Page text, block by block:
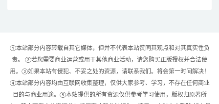
①本站部分内容转载自其它媒体，但并不代表本站赞同其观点和对其真实性负
责。 ②若您需要商业运营或用于其他商业活动，请您购买正版授权并合法使
用。③如果本站有侵犯、不妥之处的资源，请联系我们。将会第一时间解决！
④本站部分内容均由互联网收集整理，仅供大家参考、学习，不存在任何商业
目的与商业用途。⑤本站提供的所有资源仅供参考学习使用，版权归原著所